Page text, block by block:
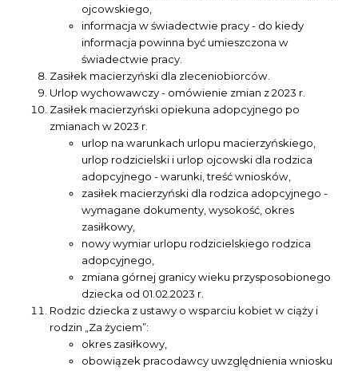
ojcowskiego,
informacja w świadectwie pracy - do kiedy
informacja powinna być umieszczona w
świadectwie pracy.
Zasiłek macierzyński dla zleceniobiorców.
Urlop wychowawczy - omówienie zmian z 2023 r.
Zasiłek macierzyński opiekuna adopcyjnego po
zmianach w 2023 r.
urlop na warunkach urlopu macierzyńskiego,
urlop rodzicielski i urlop ojcowski dla rodzica
adopcyjnego - warunki, treść wniosków,
zasiłek macierzyński dla rodzica adopcyjnego -
wymagane dokumenty, wysokość, okres
zasiłkowy,
nowy wymiar urlopu rodzicielskiego rodzica
adopcyjnego,
zmiana górnej granicy wieku przysposobionego
dziecka od 01.02.2023 r.
Rodzic dziecka z ustawy o wsparciu kobiet w ciąży i
rodzin „Za życiem”:
okres zasiłkowy,
obowiązek pracodawcy uwzględnienia wniosku